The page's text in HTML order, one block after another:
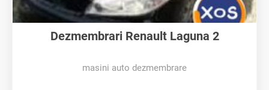
Dezmembrari Renault Laguna 2
masini auto dezmembrare